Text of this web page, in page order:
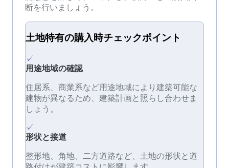
断を行いましょう。
土地特有の購入時チェックポイント
✓
用途地域の確認
住居系、商業系など用途地域により建築可能な
建物が異なるため、建築計画と照らし合わせま
しょう。
✓
形状と接道
整形地、角地、二方道路など、土地の形状と道